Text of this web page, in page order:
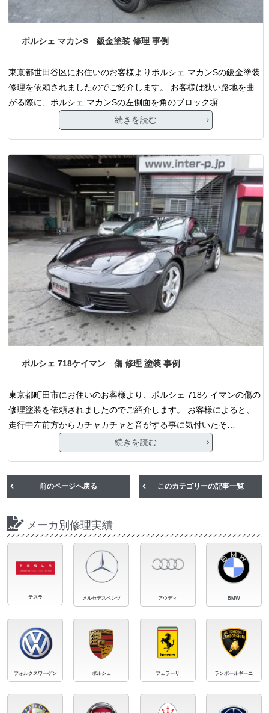
ポルシェ マカンS 鈑金塗装 修理 事例
東京都世田谷区にお住いのお客様よりポルシェ マカンSの鈑金塗装
修理を依頼されましたのでご紹介します。 お客様は狭い路地を曲
がる際に、ポルシェ マカンSの左側面を角のブロック塀…
続きを読む
ポルシェ 718ケイマン 傷 修理 塗装 事例
東京都町田市にお住いのお客様より、ポルシェ 718ケイマンの傷の
修理塗装を依頼されましたのでご紹介します。 お客様によると、
走行中左前方からカチャカチャと音がする事に気付いたそ…
続きを読む
前のページへ戻る このカテゴリーの記事一覧
メーカ別修理実績
テスラ メルセデスベンツ アウディ BMW
フォルクスワーゲン ポルシェ フェラーリ ランボールギーニ